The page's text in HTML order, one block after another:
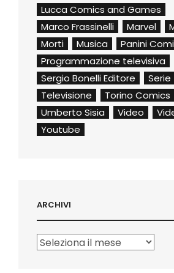
Lucca Comics and Games
Marco Frassinelli
Marvel
Morti
Musica Panini
Programmazione televisiva
Sergio Bonelli Editore
Serie
Televisione
Torino Comics
Umberto Sisia
Video
Youtube
ARCHIVI
Archivi